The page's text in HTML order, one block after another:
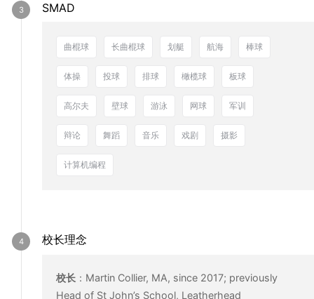
SMAD
曲棍球 长曲棍球 划艇 航海 棒球
体操 投球 排球 橄榄球 板球
高尔夫 壁球 游泳 网球 军训
辩论 舞蹈 音乐 戏剧 摄影
计算机编程
校长理念
校长 ： Martin Collier, MA, since 2017; previously
Head of St John’s School, Leatherhead